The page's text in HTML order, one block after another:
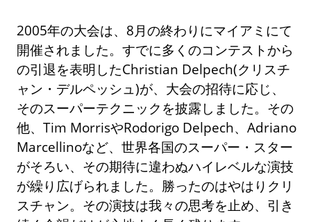
2005年の大会は、8月の終わりにマイアミにて
開催されました。すでに多くのコンテストから
の引退を表明したChristian Delpech(クリスチ
ャン・デルペッシュ)が、大会の招待に応じ、
そのスーパーテクニックを披露しました。その
他、Tim MorrisやRodorigo Delpech、Adriano
Marcellinoなど、世界各国のスーパー・スター
がそろい、その期待に違わぬハイレベルな演技
が繰り広げられました。勝ったのはやはりクリ
スチャン。その演技は我々の思考を止め、引き